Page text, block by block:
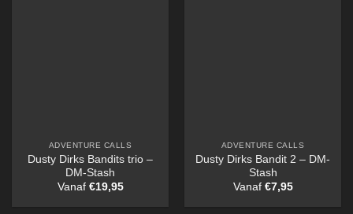
ADVENTURE CALLS
Dusty Dirks Bandits trio –
DM-Stash
Vanaf €19,95
ADVENTURE CALLS
Dusty Dirks Bandit 2 – DM-
Stash
Vanaf €7,95